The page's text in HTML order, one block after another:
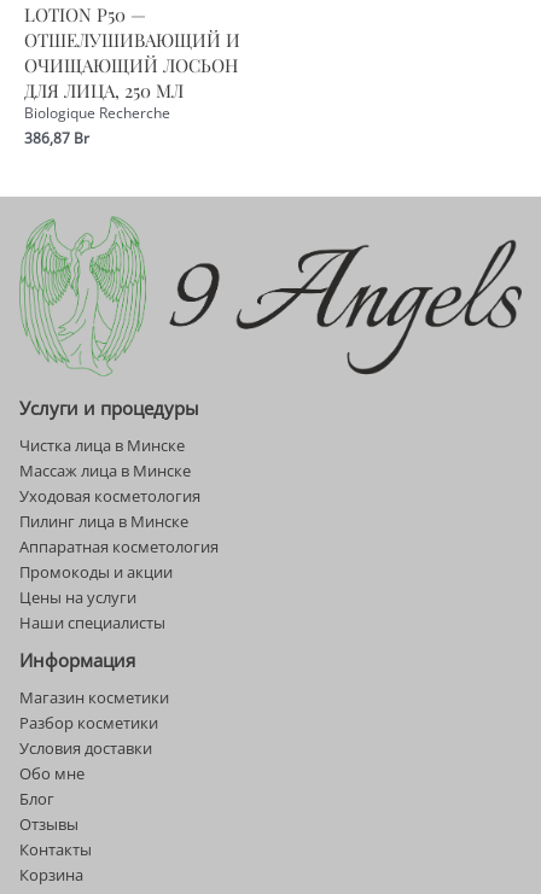
LOTION P50 —
ОТШЕЛУШИВАЮЩИЙ И
ОЧИЩАЮЩИЙ ЛОСЬОН
ДЛЯ ЛИЦА, 250 МЛ
Biologique Recherche
386,87 Br
Услуги и процедуры
Чистка лица в Минске
Массаж лица в Минске
Уходовая косметология
Пилинг лица в Минске
Аппаратная косметология
Промокоды и акции
Цены на услуги
Наши специалисты
Информация
Магазин косметики
Разбор косметики
Условия доставки
Обо мне
Блог
Отзывы
Контакты
Корзина